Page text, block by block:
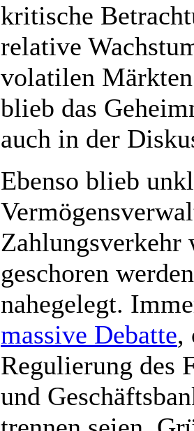
kritische
relative
volatilen Märkten
blieb das
auch in der
Ebenso blieb
geschoren
nahegelegt.
massive Debatte,
Regulierung des
und